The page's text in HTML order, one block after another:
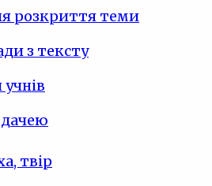
розкриття теми
з тексту
твір